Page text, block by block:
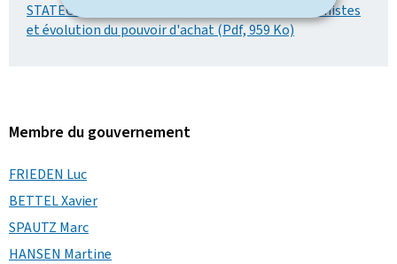
STATEC - Situation économique, risques inflationnistes
et évolution du pouvoir d'achat (Pdf, 959 Ko)
Membre du gouvernement
FRIEDEN Luc
BETTEL Xavier
SPAUTZ Marc
HANSEN Martine